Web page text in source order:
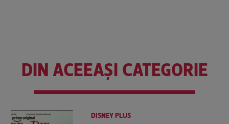
DIN ACEEAȘI CATEGORIE
DISNEY PLUS